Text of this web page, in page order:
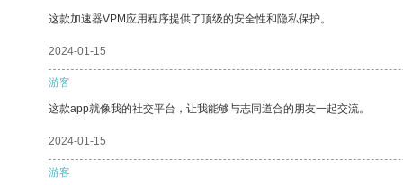
这款加速器VPM应用程序提供了顶级的安全性和隐私保护。
2024-01-15
游客
这款app就像我的社交平台，让我能够与志同道合的朋友一起交流。
2024-01-15
游客